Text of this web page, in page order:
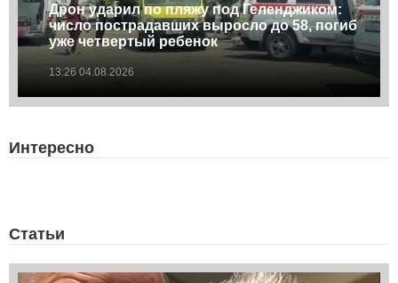
Дрон ударил по пляжу под Геленджиком:
число пострадавших выросло до 58, погиб
уже четвертый ребенок
13:26 04.08.2026
Интересно
Статьи